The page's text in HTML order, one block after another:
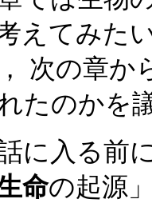
えてみた
次の章か
たのかを
に入る前
命の起源